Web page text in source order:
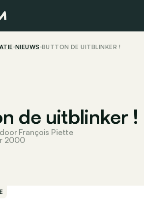
NIEUWS BUTTON DE UITBLINKER !
de uitblinker !
François Piette
2000